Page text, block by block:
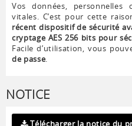
Vos données, personnelles
vitales. C’est pour cette
récent dispositif de sécurité
cryptage AES 256 bits pour
Facile d’utilisation, vous
de passe.
NOTICE
Télécharger la notice du